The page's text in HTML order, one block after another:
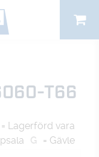
T66
= Lagerförd vara
G = Gävle